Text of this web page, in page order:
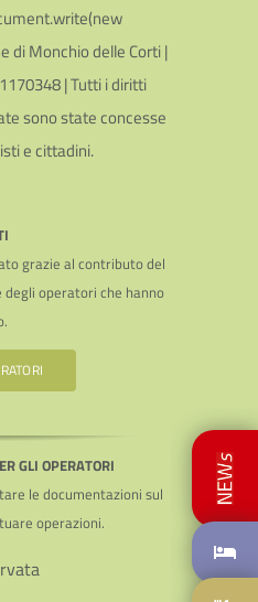
di Monchio delle Corti |
| Tutti i diritti
sono state concesse
e cittadini.
grazie al contributo del
degli operatori che hanno
GLI OPERATORI
le documentazioni sul
operazioni.